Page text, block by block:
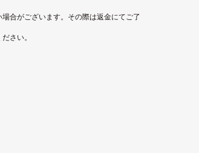
合がございます。その際は返金にてご了
さい。